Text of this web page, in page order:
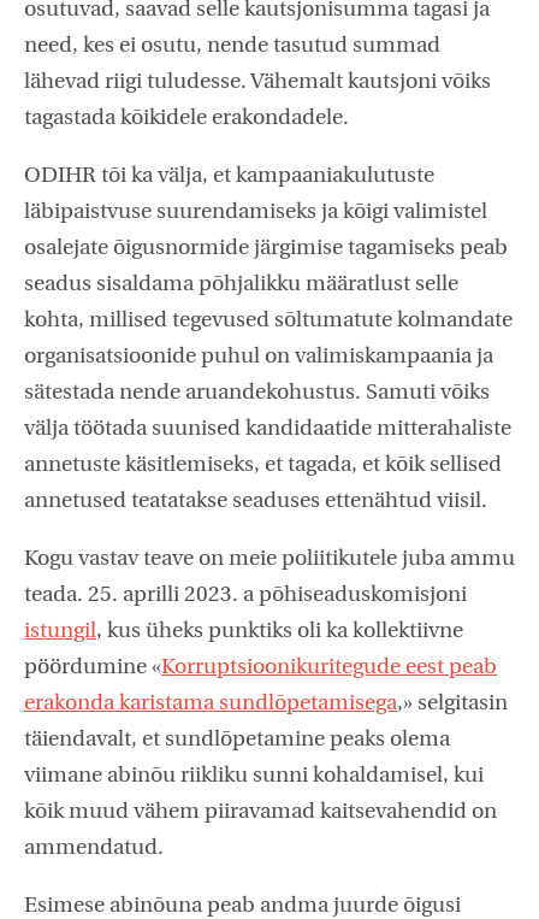
osutuvad, saavad selle kautsjonisumma tagasi ja
need, kes ei osutu, nende tasutud summad
lähevad riigi tuludesse. Vähemalt kautsjoni võiks
tagastada kõikidele erakondadele.
ODIHR tõi ka välja, et kampaaniakulutuste
läbipaistvuse suurendamiseks ja kõigi valimistel
osalejate õigusnormide järgimise tagamiseks peab
seadus sisaldama põhjalikku määratlust selle
kohta, millised tegevused sõltumatute kolmandate
organisatsioonide puhul on valimiskampaania ja
sätestada nende aruandekohustus. Samuti võiks
välja töötada suunised kandidaatide mitterahaliste
annetuste käsitlemiseks, et tagada, et kõik sellised
annetused teatatakse seaduses ettenähtud viisil.
Kogu vastav teave on meie poliitikutele juba ammu
teada. 25. aprilli 2023. a põhiseaduskomisjoni
istungil, kus üheks punktiks oli ka kollektiivne
pöördumine «Korruptsioonikuritegude eest peab
erakonda karistama sundlõpetamisega,» selgitasin
täiendavalt, et sundlõpetamine peaks olema
viimane abinõu riikliku sunni kohaldamisel, kui
kõik muud vähem piiravamad kaitsevahendid on
ammendatud.
Esimese abinõuna peab andma juurde õigusi